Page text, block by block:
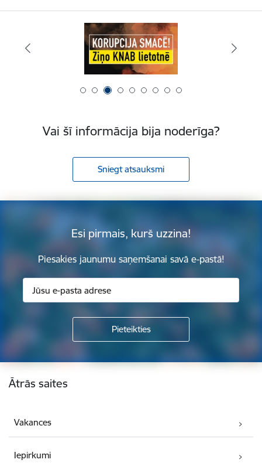
Vai šī informācija bija noderīga?
Sniegt atsauksmi
Esi pirmais, kurš uzzina!
Piesakies jaunumu saņemšanai savā e-pastā!
Kājene
Ātrās saites
Vakances
Iepirkumi